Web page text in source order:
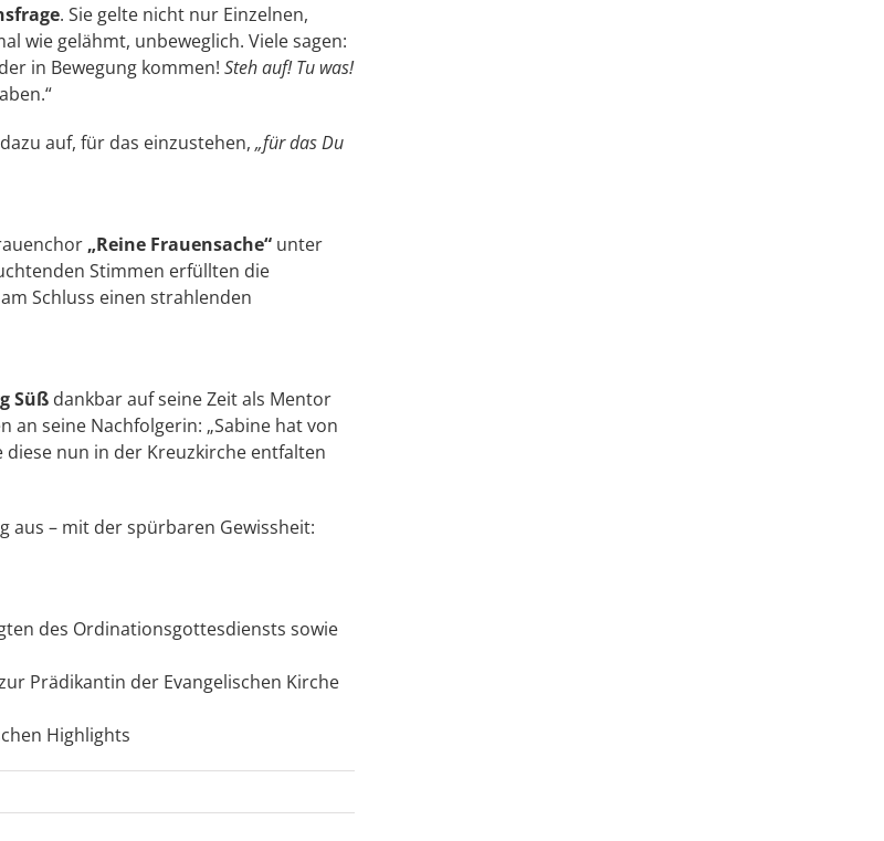
. Sie gelte nicht nur Einzelnen,
wie gelähmt, unbeweglich. Viele sagen:
in Bewegung kommen! Steh auf! Tu was!
auf, für das einzustehen, „für das Du
„Reine Frauensache“ unter
Stimmen erfüllten die
am Schluss einen strahlenden
Süß dankbar auf seine Zeit als Mentor
seine Nachfolgerin: „Sabine hat von
diese nun in der Kreuzkirche entfalten
aus – mit der spürbaren Gewissheit:
des Ordinationsgottesdiensts sowie
Prädikantin der Evangelischen Kirche
Highlights